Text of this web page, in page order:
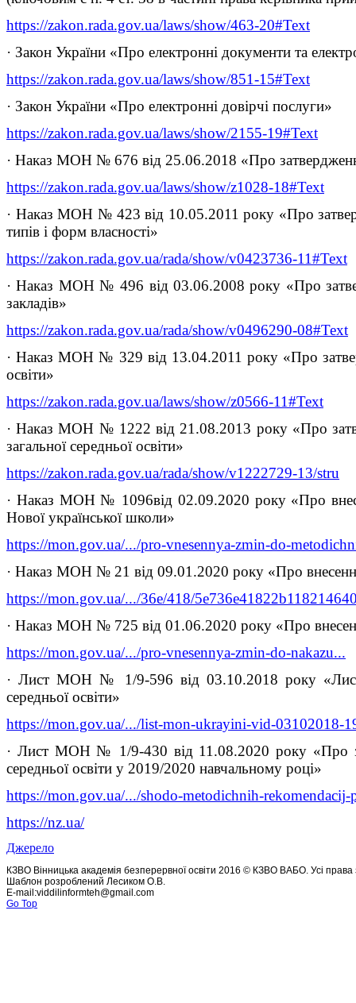
https://zakon.rada.gov.ua/laws/show/463-20#Text
· Закон України «Про електронні документи та
https://zakon.rada.gov.ua/laws/show/851-15#Text
· Закон України «Про електронні довірчі послуги»
https://zakon.rada.gov.ua/laws/show/2155-19#Text
· Наказ МОН № 676 від 25.06.2018 «Про затвердження
https://zakon.rada.gov.ua/laws/show/z1028-18#Text
· Наказ МОН № 423 від 10.05.2011 року «Про
типів і форм власності»
https://zakon.rada.gov.ua/rada/show/v0423736-11#Text
· Наказ МОН № 496 від 03.06.2008 року «Про
закладів»
https://zakon.rada.gov.ua/rada/show/v0496290-08#Text
· Наказ МОН № 329 від 13.04.2011 року «Про
освіти»
https://zakon.rada.gov.ua/laws/show/z0566-11#Text
· Наказ МОН № 1222 від 21.08.2013 року «Про
загальної середньої освіти»
https://zakon.rada.gov.ua/rada/show/v1222729-13/stru
· Наказ МОН № 1096від 02.09.2020 року «Про
Нової української школи»
https://mon.gov.ua/.../pro-vnesennya-zmin-do-
· Наказ МОН № 21 від 09.01.2020 року «Про
https://mon.gov.ua/.../36e/418/
· Наказ МОН № 725 від 01.06.2020 року «Про
https://mon.gov.ua/.../pro-vnesennya-zmin-do-nakazu...
· Лист МОН № 1/9-596 від 03.10.2018 року «Лист-
середньої освіти»
https://mon.gov.ua/.../list-mon-ukrayini-vid-03102018-
· Лист МОН № 1/9-430 від 11.08.2020 року «Про
середньої освіти у 2019/2020 навчальному році»
https://mon.gov.ua/.../shodo-metodichnih-rekomendacij-
https://nz.ua/
Джерело
КЗВО Вінницька академія безперервної освіти 2016 © КЗВО ВАБО. Усі права
Шаблон розроблений Лесиком О.В.
E-mail:viddilinformteh@gmail.com
Go Top